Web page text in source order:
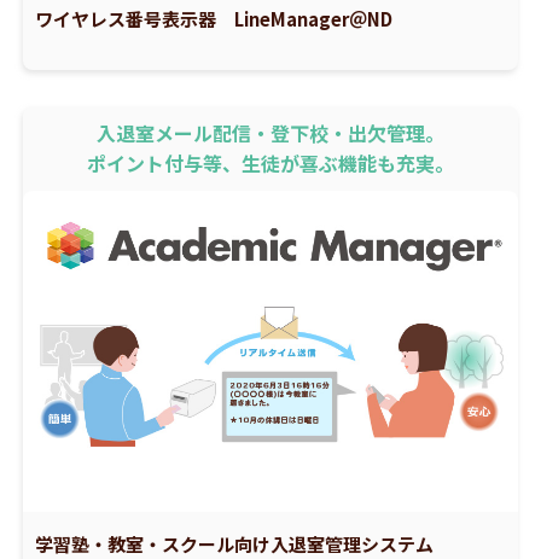
ワイヤレス番号表示器 LineManager＠ND
入退室メール配信・登下校・出欠管理。
ポイント付与等、生徒が喜ぶ機能も充実。
学習塾・教室・スクール向け入退室管理システム